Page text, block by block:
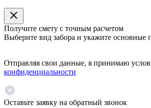
Получите смету с точным расчетом
Выберите вид забора и укажите основные
Отправляя свои данные, я принимаю
конфиденциальности
Оставьте заявку на обратный звонок